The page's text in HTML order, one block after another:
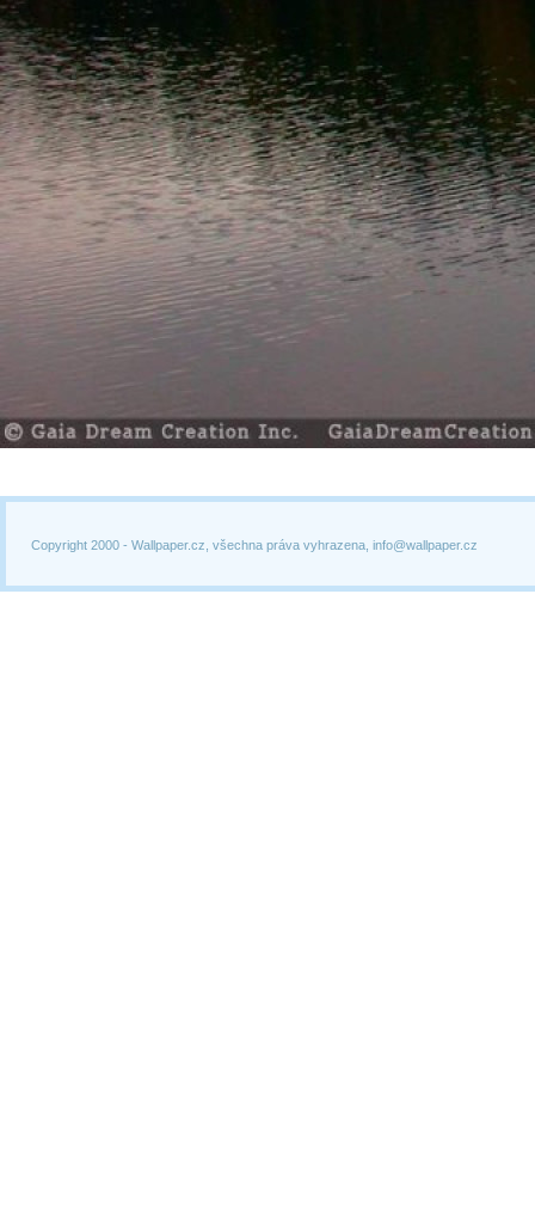
Copyright 2000 - Wallpaper.cz, všechna práva vyhrazena, info@wallpaper.cz